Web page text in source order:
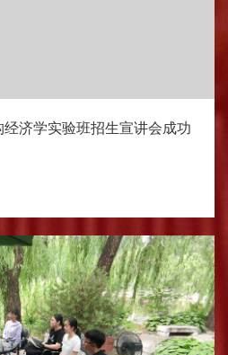
济学实验班招生宣讲会成功